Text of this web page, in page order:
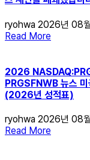
ryohwa 2026년 08
Read More
2026
PRGSFNWB 뉴스 미
(2026년 성적표)
ryohwa 2026년 08
Read More